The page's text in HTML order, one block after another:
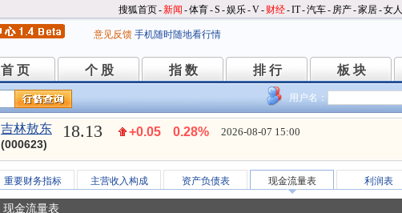
搜狐首页-新闻 -体育-S -娱乐-V- 财经-IT-汽车- 房产-家居-女人
意见反馈 手机随时随地看行情
首 页
首 页 个 股
个 股 指 数
指 数 排 行
排 行 板 块
板 块
用户名：
吉林敖东
(000623)
18.13 +0.05 0.28% 2026-08-07 15:00
重要财务指标 主营收入构成 资产负债表 现金流量表 利润表
现金流量表